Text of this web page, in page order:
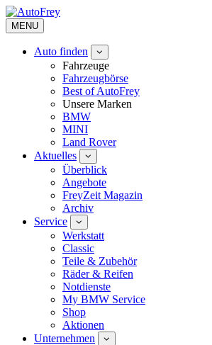
MENU
Auto finden
Fahrzeuge
Fahrzeugbörse
Best of AutoFrey
Unsere Marken
BMW
MINI
Land Rover
Aktuelles
Überblick
Angebote
FreyZeit Magazin
Archiv
Service
Werkstatt
Classic
Teile & Zubehör
Räder & Reifen
Notdienste
My BMW Service
Shop
Aktionen
Unternehmen